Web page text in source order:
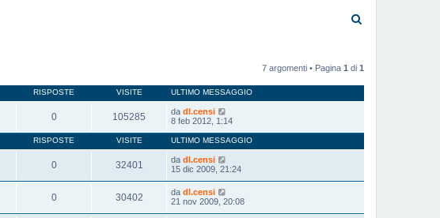
7 argomenti • Pagina 1 di 1
RISPOSTE VISITE ULTIMO MESSAGGIO
0 105285 da dl.censi
8 feb 2012, 1:14
RISPOSTE VISITE ULTIMO MESSAGGIO
0 32401 da dl.censi
15 dic 2009, 21:24
0 30402 da dl.censi
21 nov 2009, 20:08